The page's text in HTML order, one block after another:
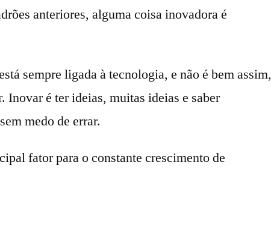
anteriores, alguma coisa inovadora é
sempre ligada à tecnologia, e não é bem assim,
Inovar é ter ideias, muitas ideias e saber
medo de errar.
fator para o constante crescimento de